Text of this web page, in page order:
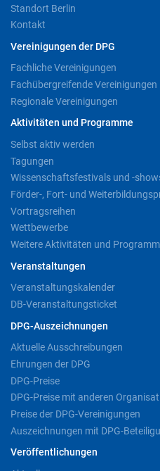
Standort Berlin
Kontakt
Vereinigungen der DPG
Fachliche Vereinigungen
Fachübergreifende Vereinigungen
Regionale Vereinigungen
Aktivitäten und Programme
Selbst aktiv werden
Tagungen
Wissenschaftsfestivals und -
Förder-, Fort- und
Vortragsreihen
Wettbewerbe
Weitere Aktivitäten und
Veranstaltungen
Veranstaltungskalender
DB-Veranstaltungsticket
DPG-Auszeichnungen
Aktuelle Ausschreibungen
Ehrungen der DPG
DPG-Preise
DPG-Preise mit anderen
Preise der DPG-Vereinigungen
Auszeichnungen mit DPG-
Veröffentlichungen